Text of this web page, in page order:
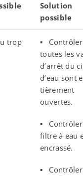
Solution
possible
trop
▪
toutes les
d’arrêt du
d’eau sont
tièrement
ouvertes.
▪
filtre à eau
encrassé.
▪